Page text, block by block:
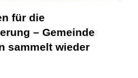
für die
– Gemeinde
sammelt wieder